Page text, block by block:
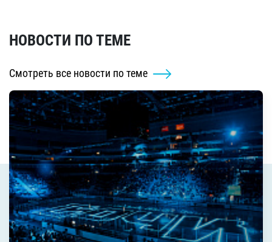
НОВОСТИ ПО ТЕМЕ
Смотреть все новости по теме